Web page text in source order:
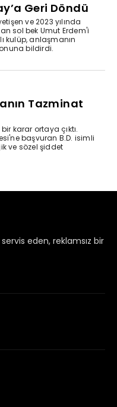
servis eden, reklamsız bir